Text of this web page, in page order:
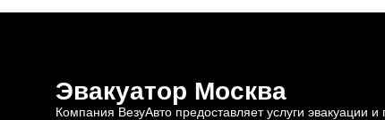
Эвакуатор Москва
Компания ВезуАвто предоставляет услуги эвакуации